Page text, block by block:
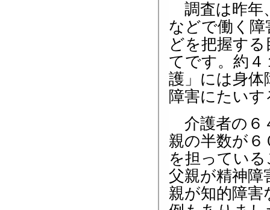
調査は昨年
などで働く
どを把握す
てです。約４
護」には身体
障害にたい
介護者の６
親の半数が６
を担ってい
父親が精神障
親が知的障